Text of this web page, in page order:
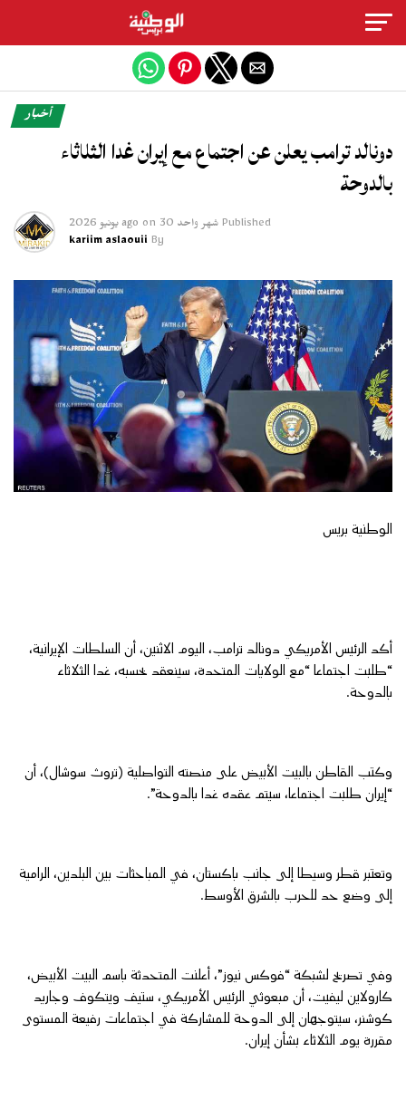
أخبار
دونالد ترامب يعلن عن اجتماع مع إيران غدا الثلاثاء
بالدوحة
Published شهر واحد ago on 30 يونيو 2026
By
kariim aslaouii
الوطنية بريس
أكد الرئيس الأمريكي دونالد ترامب، اليوم الاثنين، أن السلطات الإيرانية،
“طلبت اجتماعا “مع الولايات المتحدة، سينعقد بحسبه، غدا الثلاثاء
بالدوحة.
وكتب القاطن بالبيت الأبيض على منصته التواصلية (تروث سوشال)، أن
“إيران طلبت اجتماعا، سيتم عقده غدا بالدوحة”.
وتعتبر قطر وسيطا إلى جانب باكستان، في المباحثات بين البلدين، الرامية
إلى وضع حد للحرب بالشرق الأوسط.
وفي تصريح لشبكة “فوكس نيوز”، أعلنت المتحدثة باسم البيت الأبيض،
كارولاين ليفيت، أن مبعوثي الرئيس الأمريكي، ستيف ويتكوف وجاريد
كوشنر، سيتوجهان إلى الدوحة للمشاركة في اجتماعات رفيعة المستوى
مقررة يوم الثلاثاء بشأن إيران.
Exit mobile version